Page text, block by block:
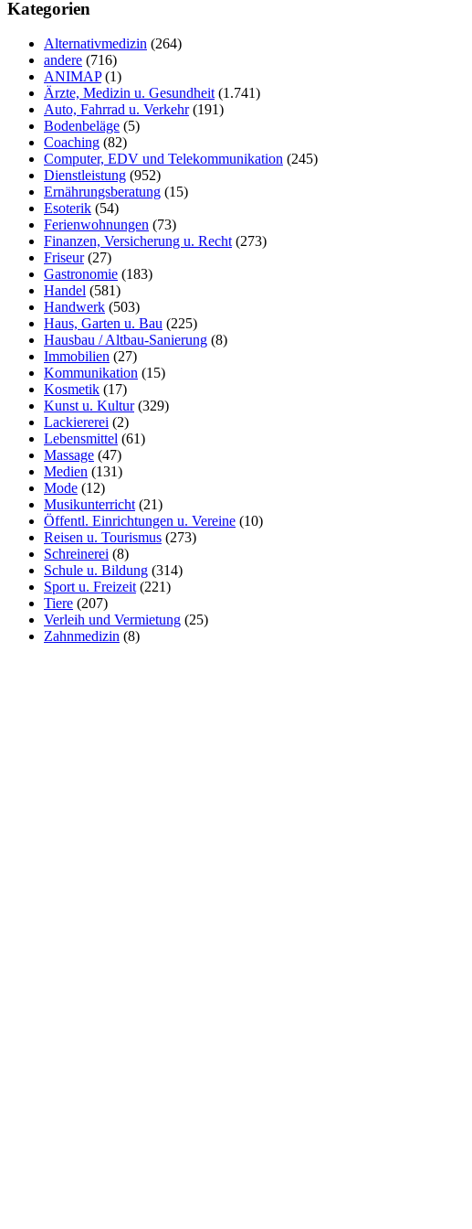
Kategorien
Alternativmedizin (264)
andere (716)
ANIMAP(1)
Ärzte, Medizin u. Gesundheit (1.741)
Auto, Fahrrad u. Verkehr(191)
Bodenbeläge (5)
Coaching (82)
Computer, EDV und Telekommunikation (245)
Dienstleistung (952)
Ernährungsberatung (15)
Esoterik (54)
Ferienwohnungen (73)
Finanzen, Versicherung u. Recht (273)
Friseur(27)
Gastronomie (183)
Handel (581)
Handwerk (503)
Haus, Garten u. Bau (225)
Hausbau / Altbau-Sanierung (8)
Immobilien (27)
Kommunikation (15)
Kosmetik (17)
Kunst u. Kultur(329)
Lackiererei (2)
Lebensmittel (61)
Massage (47)
Medien (131)
Mode (12)
Musikunterricht (21)
Öffentl. Einrichtungen u. Vereine (10)
Reisen u. Tourismus (273)
Schreinerei (8)
Schule u. Bildung (314)
Sport u. Freizeit (221)
Tiere (207)
Verleih und Vermietung (25)
Zahnmedizin (8)